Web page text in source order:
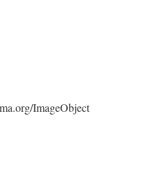
ImageObject